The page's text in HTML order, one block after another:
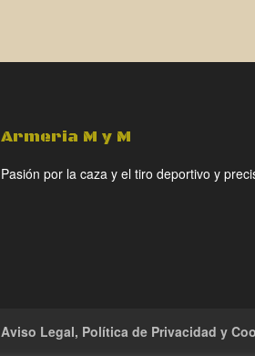
Armeria M y M
Pasión por la caza y el tiro deportivo y
Aviso Legal, Política de Privacidad y